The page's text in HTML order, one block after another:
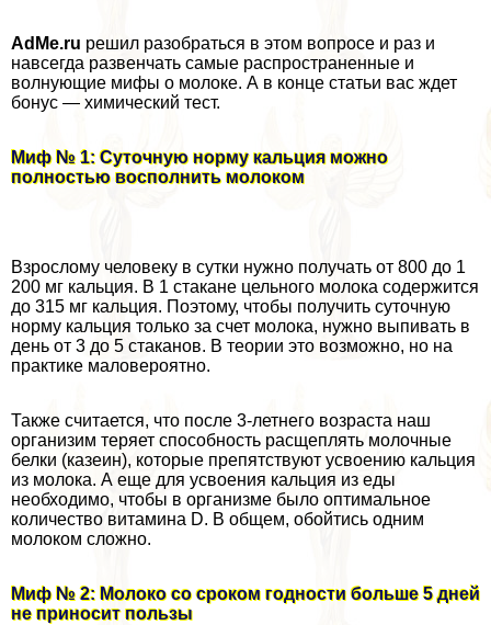
AdMe.ru решил разобраться в этом вопросе и раз и
навсегда развенчать самые распространенные и
волнующие мифы о молоке. А в конце статьи вас ждет
бонус — химический тест.
Миф № 1: Суточную норму кальция можно
полностью восполнить молоком
Взрослому человеку в сутки нужно получать от 800 до 1
200 мг кальция. В 1 стакане цельного молока содержится
до 315 мг кальция. Поэтому, чтобы получить суточную
норму кальция только за счет молока, нужно выпивать в
день от 3 до 5 стаканов. В теории это возможно, но на
пpaктике маловероятно.
Также считается, что после 3-летнего возраста наш
организим теряет способность расщеплять молочные
белки (казеин), которые препятствуют усвоению кальция
из молока. А еще для усвоения кальция из еды
необходимо, чтобы в организме было оптимальное
количество витамина D. В общем, обойтись одним
молоком сложно.
Миф № 2: Молоко со сроком годности больше 5 дней
не приносит пользы